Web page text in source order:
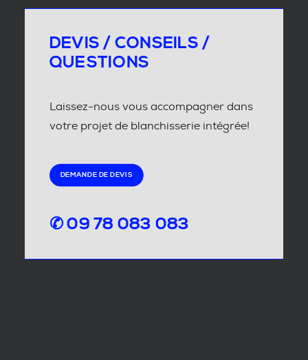
DEVIS / CONSEILS /
QUESTIONS
Laissez-nous vous accompagner dans
votre projet de blanchisserie intégrée!
DEMANDE DE DEVIS
✆ 09 78 083 083